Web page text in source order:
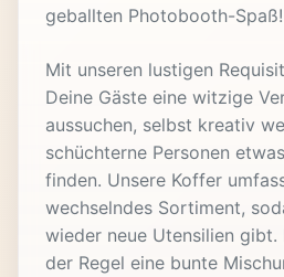
geballten Photobooth-Spaß!
Mit unseren lustigen
Deine Gäste eine witzige
aussuchen, selbst kreativ
schüchterne Personen
finden. Unsere Koffer
wechselndes Sortiment,
wieder neue Utensilien gibt.
der Regel eine bunte